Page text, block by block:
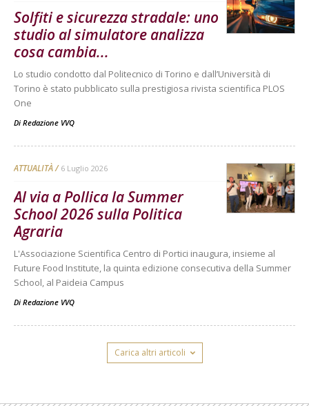
Solfiti e sicurezza stradale: uno
studio al simulatore analizza
cosa cambia...
Lo studio condotto dal Politecnico di Torino e dall’Università di
Torino è stato pubblicato sulla prestigiosa rivista scientifica PLOS
One
Di Redazione VVQ
ATTUALITÀ 6 Luglio 2026
Al via a Pollica la Summer
School 2026 sulla Politica
Agraria
L'Associazione Scientifica Centro di Portici inaugura, insieme al
Future Food Institute, la quinta edizione consecutiva della Summer
School, al Paideia Campus
Di Redazione VVQ
Carica altri articoli